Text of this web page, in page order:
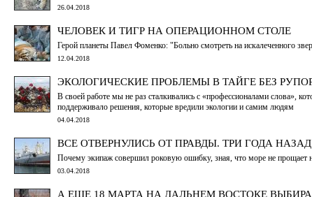
26.04.2018
ЧЕЛОВЕК И ТИГР НА ОПЕРАЦИОННОМ СТОЛЕ
Герой планеты Павел Фоменко: "Больно смотреть на искалеченного
12.04.2018
ЭКОЛОГИЧЕСКИЕ ПРОБЛЕМЫ В ТАЙГЕ БЕЗ
В своей работе мы не раз сталкивались с «профессионалами слова»,
поддерживало решения, которые вредили экологии и самим людям
04.04.2018
ВСЕ ОТВЕРНУЛИСЬ ОТ ПРАВДЫ. ТРИ ГОДА
Почему экипаж совершил роковую ошибку, зная, что море не прощает
03.04.2018
А ЕЩЕ 18 МАРТА НА ДАЛЬНЕМ ВОСТОКЕ